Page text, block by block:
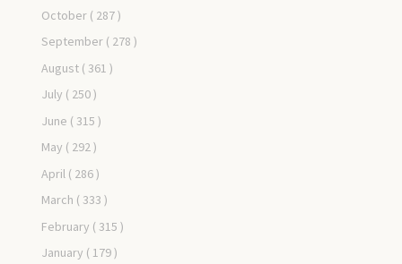
October ( 287 )
September ( 278 )
August ( 361 )
July ( 250 )
June ( 315 )
May ( 292 )
April ( 286 )
March ( 333 )
February ( 315 )
January ( 179 )